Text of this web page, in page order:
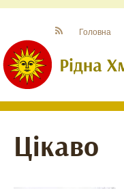
Головна
Цікаво